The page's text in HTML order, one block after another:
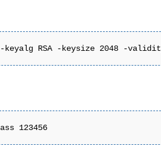
RSA -keysize 2048 -validity
123456